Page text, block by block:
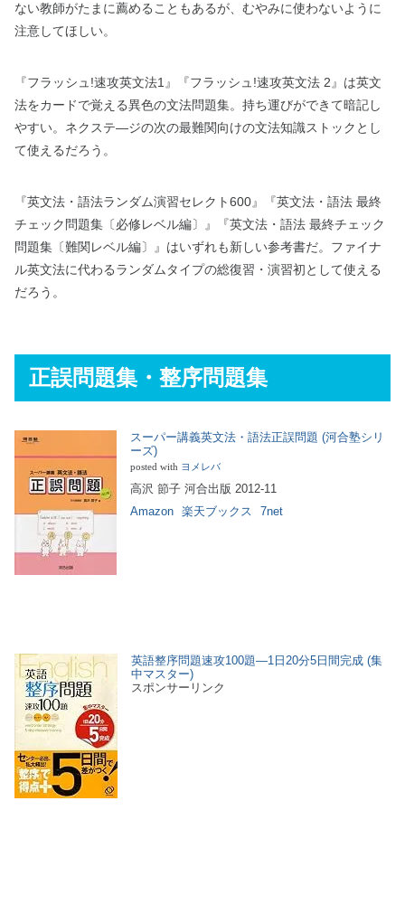
ない教師がたまに薦めることもあるが、むやみに使わないように
注意してほしい。
『フラッシュ!速攻英文法1 』『フラッシュ!速攻英文法 2 』は英文
法をカードで覚える異色の文法問題集。持ち運びができて暗記し
やすい。ネクステ―ジの次の最難関向けの文法知識ストックとし
て使えるだろう。
『英文法・語法ランダム演習セレクト600』『英文法・語法 最終
チェック問題集〔必修レベル編〕』『英文法・語法 最終チェック
問題集〔難関レベル編〕』はいずれも新しい参考書だ。ファイナ
ル英文法に代わるランダムタイプの総復習・演習初として使える
だろう。
正誤問題集・整序問題集
スーパー講義英文法・語法正誤問題 (河合塾シリ
ーズ)
posted with ヨメレバ
高沢 節子 河合出版 2012-11
Amazon 楽天ブックス 7net
英語整序問題速攻100題―1日20分5日間完成 (集
中マスター)
スポンサーリンク